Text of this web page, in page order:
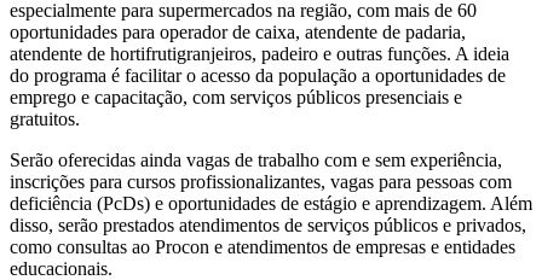
especialmente para supermercados na região, com mais de 60
oportunidades para operador de caixa, atendente de padaria,
atendente de hortifrutigranjeiros, padeiro e outras funções. A ideia
do programa é facilitar o acesso da população a oportunidades de
emprego e capacitação, com serviços públicos presenciais e
gratuitos.
Serão oferecidas ainda vagas de trabalho com e sem experiência,
inscrições para cursos profissionalizantes, vagas para pessoas com
deficiência (PcDs) e oportunidades de estágio e aprendizagem. Além
disso, serão prestados atendimentos de serviços públicos e privados,
como consultas ao Procon e atendimentos de empresas e entidades
educacionais.